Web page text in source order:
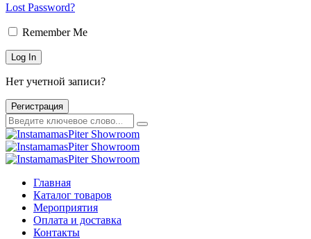
Lost Password?
Remember Me
Нет учетной записи?
Регистрация
Главная
Каталог товаров
Мероприятия
Оплата и доставка
Контакты